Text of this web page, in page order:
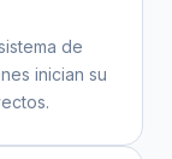
de
inician su